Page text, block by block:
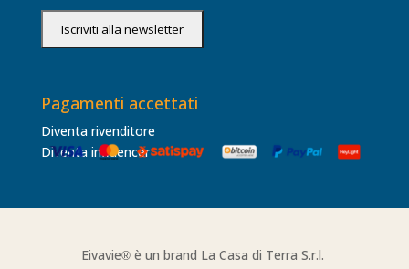
Pagamenti accettati
Diventa rivenditore
Diventa influencer
Eivavie®è un brand La Casa di Terra S.r.l.